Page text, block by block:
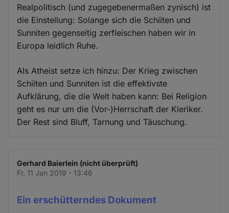
Realpolitisch (und zugegebenermaßen zynisch) ist
die Einstellung: Solange sich die Schiiten und
Sunniten gegenseitig zerfleischen haben wir in
Europa leidlich Ruhe.
Als Atheist setze ich hinzu: Der Krieg zwischen
Schiiten und Sunniten ist die effektivste
Aufklärung, die die Welt haben kann: Bei Religion
geht es nur um die (Vor-)Herrschaft der Kleriker.
Der Rest sind Bluff, Tarnung und Täuschung.
Gerhard Baierlein (nicht überprüft)
Fr. 11 Jan 2019 - 13:46
Ein erschütterndes Dokument